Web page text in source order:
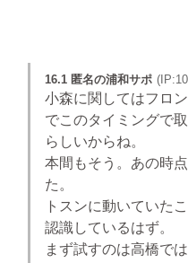
16.1 匿名の浦和サポ
小森に関してはフロ
でこのタイミングで
らしいからね。
本間もそう。あの時
た。
トスンに動いていた
認識しているはず。
まず試すのは高橋で